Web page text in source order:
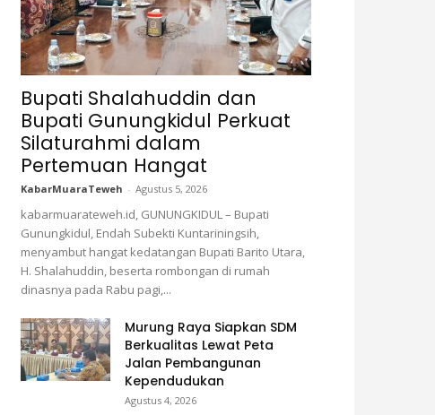
Bupati Shalahuddin dan
Bupati Gunungkidul Perkuat
Silaturahmi dalam
Pertemuan Hangat
KabarMuaraTeweh - Agustus 5, 2026
kabarmuarateweh.id, GUNUNGKIDUL – Bupati
Gunungkidul, Endah Subekti Kuntariningsih,
menyambut hangat kedatangan Bupati Barito Utara,
H. Shalahuddin, beserta rombongan di rumah
dinasnya pada Rabu pagi,...
Murung Raya Siapkan SDM
Berkualitas Lewat Peta
Jalan Pembangunan
Kependudukan
Agustus 4, 2026